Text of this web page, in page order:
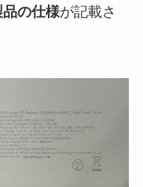
品の仕様が記載さ